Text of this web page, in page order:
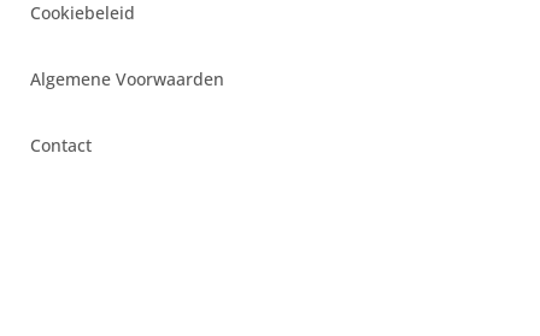
Cookiebeleid
Algemene Voorwaarden
Contact